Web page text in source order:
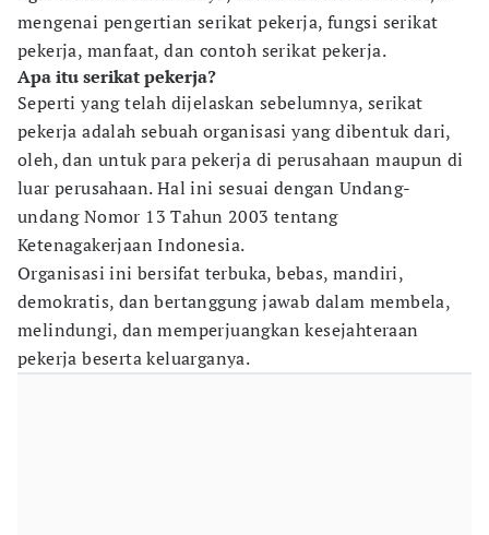
mengenai pengertian serikat pekerja, fungsi serikat
pekerja, manfaat, dan contoh serikat pekerja.
Apa itu serikat pekerja?
Seperti yang telah dijelaskan sebelumnya, serikat
pekerja adalah sebuah organisasi yang dibentuk dari,
oleh, dan untuk para pekerja di perusahaan maupun di
luar perusahaan. Hal ini sesuai dengan Undang-
undang Nomor 13 Tahun 2003 tentang
Ketenagakerjaan Indonesia.
Organisasi ini bersifat terbuka, bebas, mandiri,
demokratis, dan bertanggung jawab dalam membela,
melindungi, dan memperjuangkan kesejahteraan
pekerja beserta keluarganya.